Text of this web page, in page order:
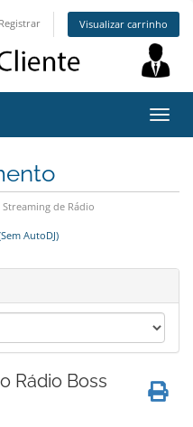
Registrar Visualizar carrinho
Streaming de Rádio
AutoDJ)
Rádio Boss